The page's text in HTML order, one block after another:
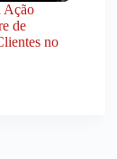
Ação
de
no